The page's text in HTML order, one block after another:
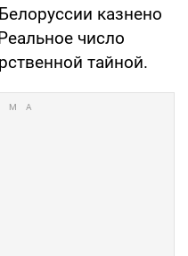
казнено
число
тайной.